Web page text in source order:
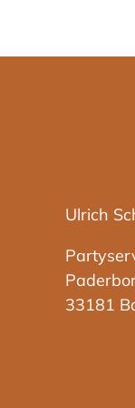
Ulrich
33181